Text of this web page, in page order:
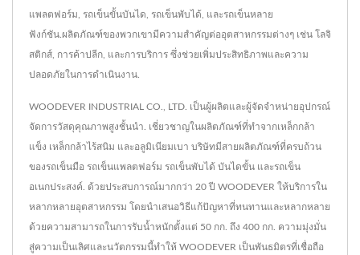
แพลตฟอร์ม, รถเข็นขั้นบันได, รถเข็นพับได้, และรถเข็นหลาย
ฟังก์ชัน.ผลิตภัณฑ์ของพวกเขามีความสำคัญต่ออุตสาหกรรมต่างๆ เช่น โลจิ
สติกส์, การค้าปลีก, และการบริการ ซึ่งช่วยเพิ่มประสิทธิภาพและความ
ปลอดภัยในการดำเนินงาน.
WOODEVER INDUSTRIAL CO., LTD. เป็นผู้ผลิตและผู้จัดจำหน่ายอุปกรณ์
จัดการวัสดุคุณภาพสูงชั้นนำ. เชี่ยวชาญในผลิตภัณฑ์ที่ทำจากเหล็กกล้า
แข็ง เหล็กกล้าไร้สนิม และอลูมิเนียมเบา บริษัทมีสายผลิตภัณฑ์ที่ครบถ้วน
ของรถเข็นมือ รถเข็นแพลตฟอร์ม รถเข็นพับได้ บันไดขั้น และรถเข็น
อเนกประสงค์. ด้วยประสบการณ์มากกว่า 20 ปี WOODEVER ให้บริการใน
หลากหลายอุตสาหกรรม โดยนำเสนอวิธีแก้ปัญหาที่ทนทานและหลากหลาย
ด้วยความสามารถในการรับน้ำหนักตั้งแต่ 50 กก. ถึง 400 กก. ความมุ่งมั่น
สู่ความเป็นเลิศและนวัตกรรมนี้ทำให้ WOODEVER เป็นพันธมิตรที่เชื่อถือ